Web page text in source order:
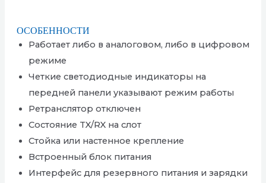
ОСОБЕННОСТИ
Работает либо в аналоговом, либо в цифровом
режиме
Четкие светодиодные индикаторы на
передней панели указывают режим работы
Ретранслятор отключен
Состояние TX/RX на слот
Стойка или настенное крепление
Встроенный блок питания
Интерфейс для резервного питания и зарядки